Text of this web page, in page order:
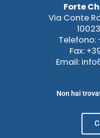
Forte
Via Conte
Telefono:
Fax:
Email:
Non hai